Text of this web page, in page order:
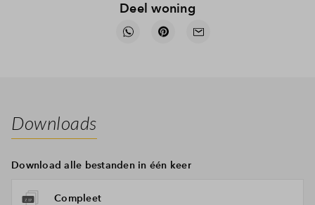
Deel woning
Downloads
Download alle bestanden in één keer
Compleet